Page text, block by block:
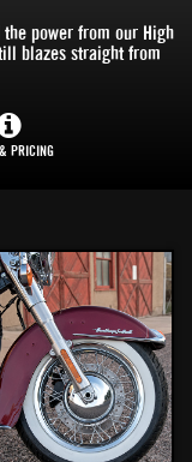
the power from our High
blazes straight from
PRICING